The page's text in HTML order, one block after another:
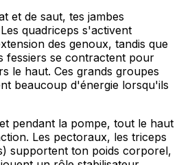
et de saut, tes jambes
quadriceps s'activent
des genoux, tandis que
fessiers se contractent pour
le haut. Ces grands groupes
beaucoup d'énergie lorsqu'ils
pendant la pompe, tout le haut
Les pectoraux, les triceps
supportent ton poids corporel,